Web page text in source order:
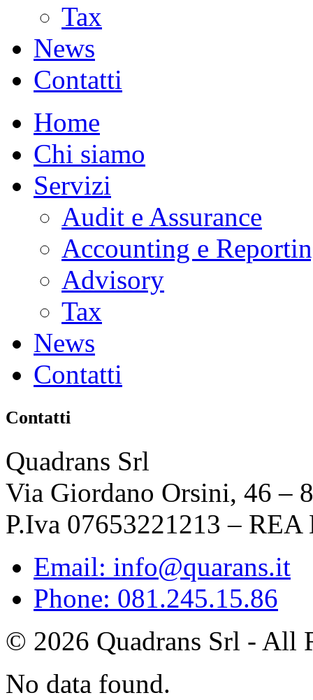
Tax
News
Contatti
Home
Chi siamo
Servizi
Audit e Assurance
Accounting e
Advisory
Tax
News
Contatti
Contatti
Quadrans Srl
Via Giordano Orsini, 46 –
P.Iva 07653221213 –
Email: info@quarans.it
Phone: 081.245.15.86
© 2026 Quadrans Srl - All
No data found.